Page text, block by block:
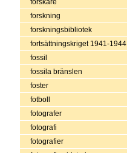
forskare
forskning
forskningsbibliotek
fortsättningskriget 1941-1944
fossil
fossila bränslen
foster
fotboll
fotografer
fotografi
fotografier